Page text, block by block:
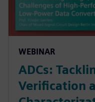
WEBINAR
ADCs:
Verification